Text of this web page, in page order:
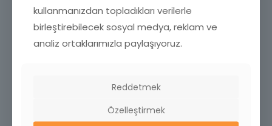
kullanmanızdan topladıkları verilerle
birleştirebilecek sosyal medya, reklam ve
analiz ortaklarımızla paylaşıyoruz.
Reddetmek
Özelleştirmek